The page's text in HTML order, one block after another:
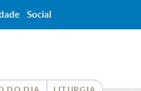
Social